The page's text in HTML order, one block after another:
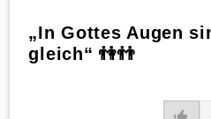
„In Gottes Augen
gleich“ 👫👬